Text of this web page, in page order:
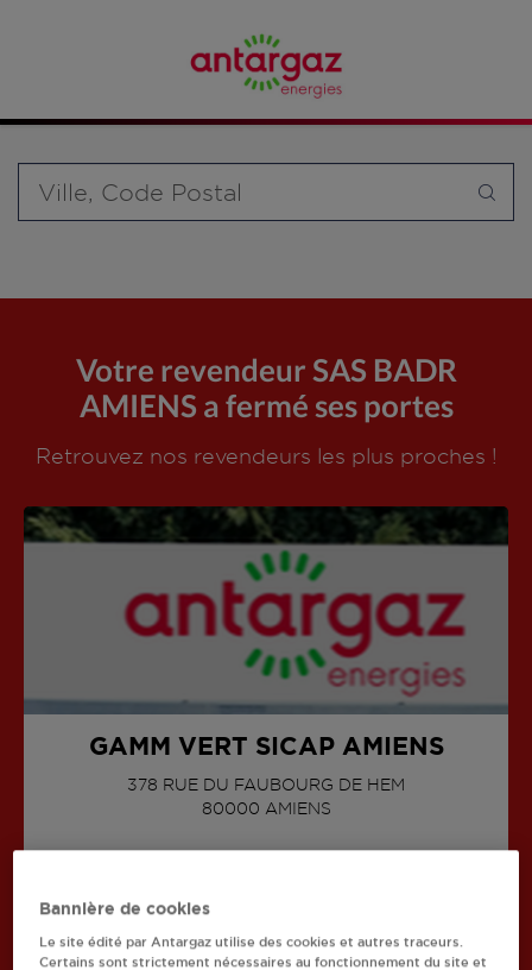
bouteille souhaité et le type de point de vente (revendeur /
distributeur automatique de bouteilles de gaz ou station GPL
carburant)
Votre revendeur SAS BADR
AMIENS a fermé ses portes
Retrouvez nos revendeurs les plus proches !
GAMM VERT SICAP AMIENS
378 RUE DU FAUBOURG DE HEM
80000 AMIENS
AFFICHER LE TÉLÉPHONE
Bannière de cookies
Le site édité par Antargaz utilise des cookies et autres traceurs.
Certains sont strictement nécessaires au fonctionnement du site et